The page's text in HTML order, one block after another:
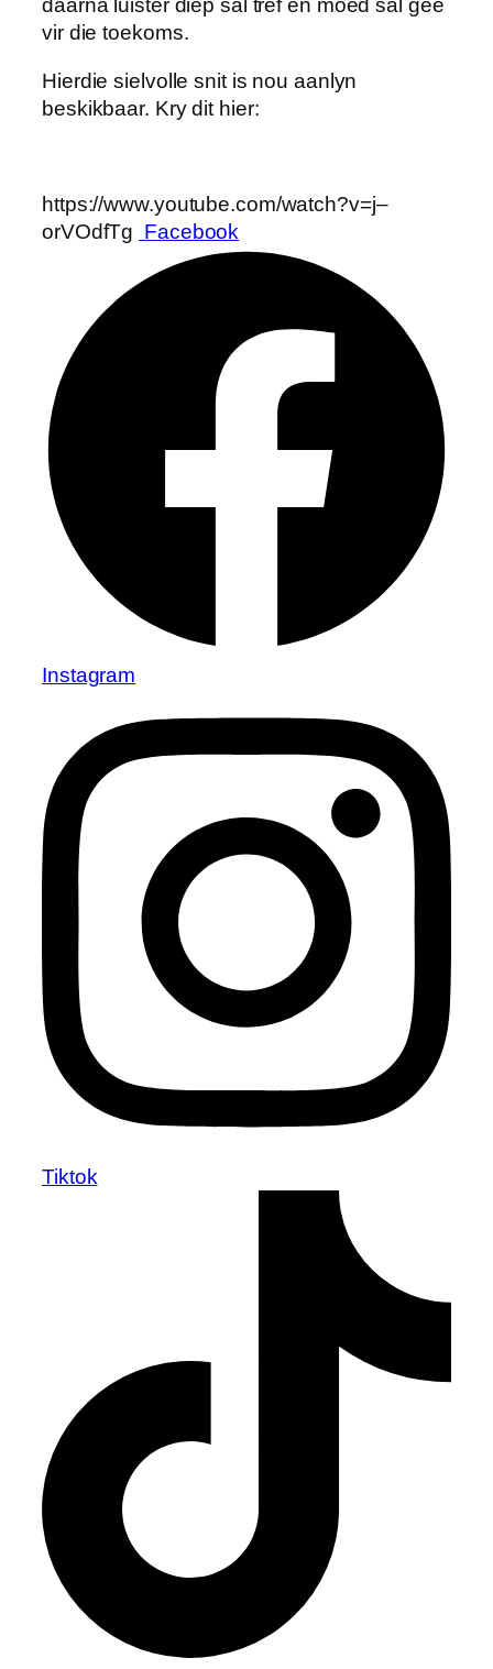
daarna luister diep sal tref en moed sal gee
vir die toekoms.
Hierdie sielvolle snit is nou aanlyn
beskikbaar. Kry dit hier:
https://www.youtube.com/watch?v=j–
orVOdfTg Facebook
Instagram
Tiktok